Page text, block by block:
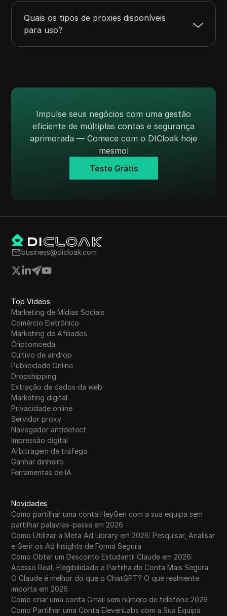
Quais os tipos de proxies disponíveis
para uso?
Impulse seus negócios com uma gestão
eficiente de múltiplas contas e segurança
aprimorada — Comece com o DICloak hoje
mesmo!
Teste Grátis
business@dicloak.com
Top Vídeos
Marketing de Mídias Sociais
Comércio Eletrônico
Marketing de Afiliados
Criptomoeda
Cultivo de airdrop
Publicidade Online
Dropshipping
Extração de dados da web
Marketing digital
Privacidade online
Servidor proxy
Navegador antidetect
Impressão digital
Arbitragem de tráfego
Ganhar dinheiro
Ferramentas de IA
Novidades
Como partilhar uma conta HeyGen com a sua equipa sem
partilhar palavras-passe em 2026
Como Utilizar a Meta Ad Library em 2026: Pesquisar, Analisar
e Gerir os Ad Insights de Forma Segura
Como Obter um Desconto Estudantil Claude em 2026:
Acesso Real, Elegibilidade e Partilha de Conta Mais Segura
O Claude é melhor do que o ChatGPT? O que realmente
importa em 2026
Como criar uma conta Gmail sem número de telefone 2026
Como Partilhar uma Conta ElevenLabs com a Sua Equipa